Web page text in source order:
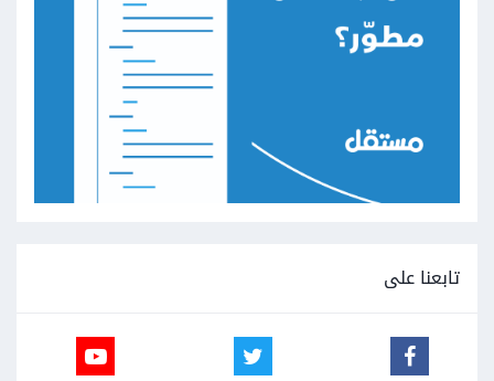
تابعنا على